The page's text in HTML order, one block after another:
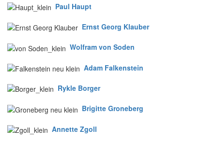
Paul Haupt
Ernst Georg Klauber
Wolfram von Soden
Adam Falkenstein
Rykle Borger
Brigitte Groneberg
Annette Zgoll